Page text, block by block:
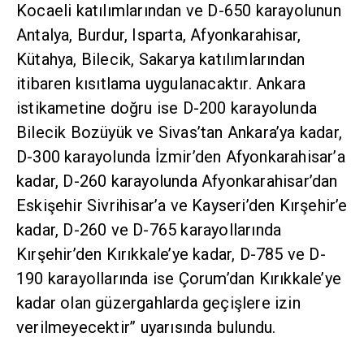
Kocaeli katılımlarından ve D-650 karayolunun
Antalya, Burdur, Isparta, Afyonkarahisar,
Kütahya, Bilecik, Sakarya katılımlarından
itibaren kısıtlama uygulanacaktır. Ankara
istikametine doğru ise D-200 karayolunda
Bilecik Bozüyük ve Sivas’tan Ankara’ya kadar,
D-300 karayolunda İzmir’den Afyonkarahisar’a
kadar, D-260 karayolunda Afyonkarahisar’dan
Eskişehir Sivrihisar’a ve Kayseri’den Kırşehir’e
kadar, D-260 ve D-765 karayollarında
Kırşehir’den Kırıkkale’ye kadar, D-785 ve D-
190 karayollarında ise Çorum’dan Kırıkkale’ye
kadar olan güzergahlarda geçişlere izin
verilmeyecektir’’ uyarısında bulundu.